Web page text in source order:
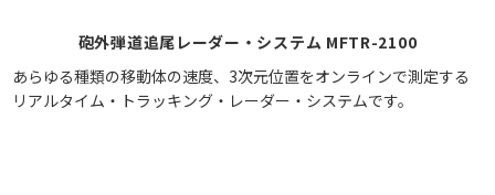
砲外弾道追尾レーダー・システム MFTR-2100
あらゆる種類の移動体の速度、3次元位置をオンラインで測定する
リアルタイム・トラッキング・レーダー・システムです。